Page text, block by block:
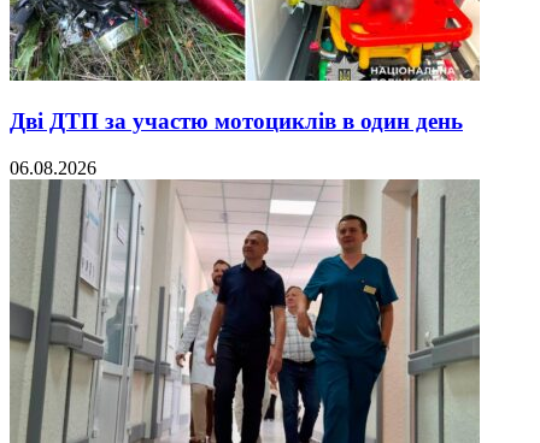
Дві ДТП за участю мотоциклів в один день
06.08.2026